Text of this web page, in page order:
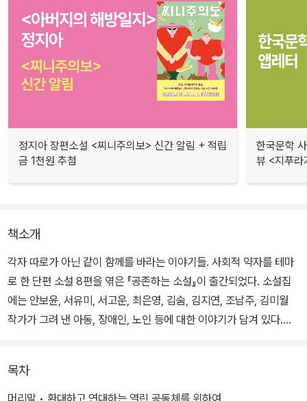
정지아 장편소설 <찌니주의보> 신간 알림 + 적립
금 1천원 추첨
한국문학
뷰 <지푸라
책소개
각자 따로가 아닌 같이 함께를 바라는 이야기들. 사회적 약자를 테마
로 한 단편 소설 8편을 엮은 『공존하는 소설』이 출간되었다. 소설집
에는 안보윤, 서유미, 서고운, 최은영, 김숨, 김지연, 조남주, 김미월
작가가 그려 낸 아동, 장애인, 노인 등에 대한 이야기가 담겨 있다.
자들이 얼마나 위태롭고 아슬아슬한 처지에 놓여 있는지 드러냈다.
이들을 향해 평소라면 쉽게 드러내지 못했을 혐오의 말들도 거침없이
목차